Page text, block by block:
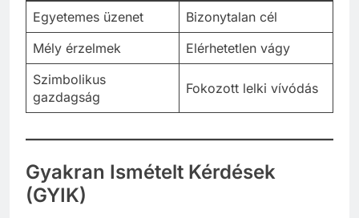
Egyetemes üzenet
Bizonytalan cél
Mély érzelmek
Elérhetetlen vágy
Szimbolikus
gazdagság
Fokozott lelki vívódás
Gyakran Ismételt Kérdések
(GYIK)